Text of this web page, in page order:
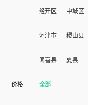
经开区 中城区
河津市 稷山县
闻喜县 夏县
价格 全部